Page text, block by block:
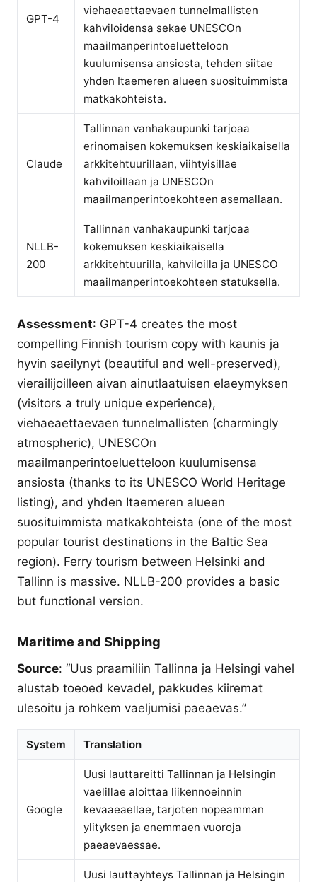
GPT-4
viehaeaettaevaen tunnelmallisten
kahviloidensa sekae UNESCOn
maailmanperintoeluetteloon
kuulumisensa ansiosta, tehden siitae
yhden Itaemeren alueen suosituimmista
matkakohteista.
Claude
Tallinnan vanhakaupunki tarjoaa
erinomaisen kokemuksen keskiaikaisella
arkkitehtuurillaan, viihtyisillae
kahviloillaan ja UNESCOn
maailmanperintoekohteen asemallaan.
NLLB-
200
Tallinnan vanhakaupunki tarjoaa
kokemuksen keskiaikaisella
arkkitehtuurilla, kahviloilla ja UNESCO
maailmanperintoekohteen statuksella.
Assessment: GPT-4 creates the most
compelling Finnish tourism copy with kaunis ja
hyvin saeilynyt (beautiful and well-preserved),
vierailijoilleen aivan ainutlaatuisen elaeymyksen
(visitors a truly unique experience),
viehaeaettaevaen tunnelmallisten (charmingly
atmospheric), UNESCOn
maailmanperintoeluetteloon kuulumisensa
ansiosta (thanks to its UNESCO World Heritage
listing), and yhden Itaemeren alueen
suosituimmista matkakohteista (one of the most
popular tourist destinations in the Baltic Sea
region). Ferry tourism between Helsinki and
Tallinn is massive. NLLB-200 provides a basic
but functional version.
Maritime and Shipping
Source: “Uus praamiliin Tallinna ja Helsingi vahel
alustab toeoed kevadel, pakkudes kiiremat
ulesoitu ja rohkem vaeljumisi paeaevas.”
System Translation
Google
Uusi lauttareitti Tallinnan ja Helsingin
vaelillae aloittaa liikennoeinnin
kevaaeaellae, tarjoten nopeamman
ylityksen ja enemmaen vuoroja
paeaevaessae.
Uusi lauttayhteys Tallinnan ja Helsingin